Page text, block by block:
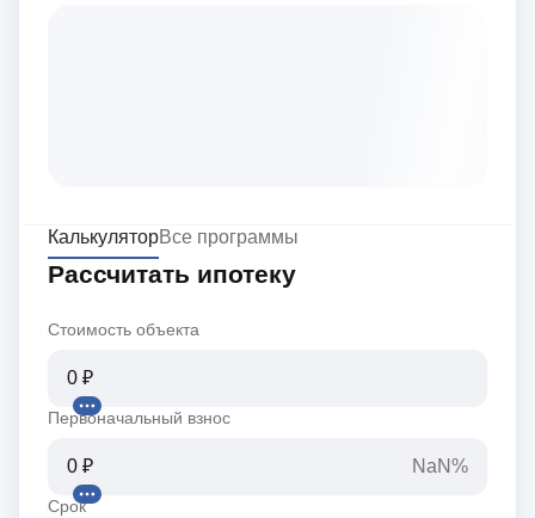
КалькуляторВсе программы
Рассчитать ипотеку
Стоимость объекта
Первоначальный взнос
NaN%
Срок